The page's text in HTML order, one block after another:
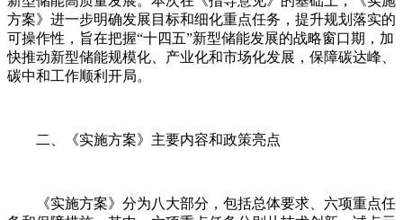
方案》进一步明确发展目标和细化重点任务，提升规划落实的
可操作性，旨在把握“十四五”新型储能发展的战略窗口期，加
快推动新型储能规模化、产业化和市场化发展，保障碳达峰、
碳中和工作顺利开局。
二、《实施方案》主要内容和政策亮点
《实施方案》分为八大部分，包括总体要求、六项重点任